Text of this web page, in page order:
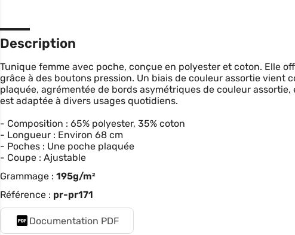
Description
Tunique femme avec poche, conçue en polyester et coton. Elle
grâce à des boutons pression. Un biais de couleur assortie vient
plaquée, agrémentée de bords asymétriques de couleur
est adaptée à divers usages quotidiens.
- Composition : 65% polyester, 35% coton
- Longueur : Environ 68 cm
- Poches : Une poche plaquée
- Coupe : Ajustable
Grammage : 195g/m²
Référence : pr-pr171
Documentation PDF